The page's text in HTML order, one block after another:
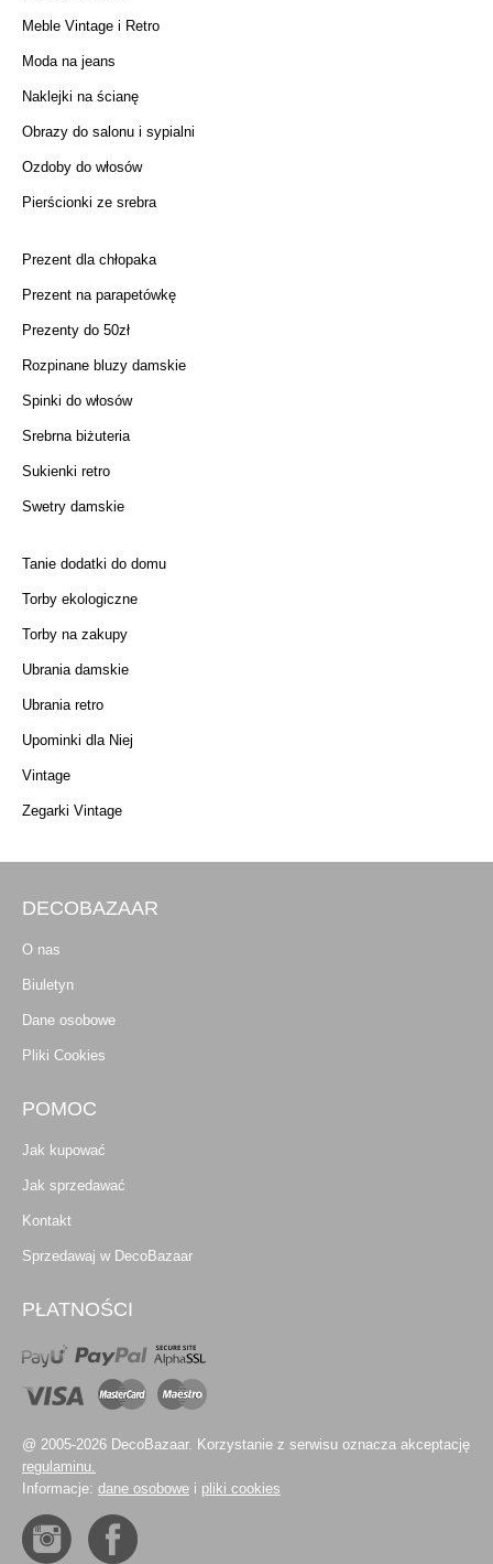
Meble Vintage i Retro
Moda na jeans
Naklejki na ścianę
Obrazy do salonu i sypialni
Ozdoby do włosów
Pierścionki ze srebra
Prezent dla chłopaka
Prezent na parapetówkę
Prezenty do 50zł
Rozpinane bluzy damskie
Spinki do włosów
Srebrna biżuteria
Sukienki retro
Swetry damskie
Tanie dodatki do domu
Torby ekologiczne
Torby na zakupy
Ubrania damskie
Ubrania retro
Upominki dla Niej
Vintage
Zegarki Vintage
DECOBAZAAR
O nas
Biuletyn
Dane osobowe
Pliki Cookies
POMOC
Jak kupować
Jak sprzedawać
Kontakt
Sprzedawaj w DecoBazaar
PŁATNOŚCI
@ 2005-2026 DecoBazaar. Korzystanie z serwisu oznacza akceptację
regulaminu.
Informacje: dane osobowe i pliki cookies